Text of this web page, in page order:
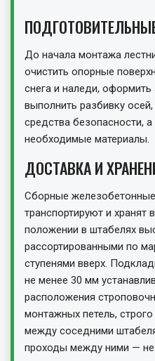
До начала монтажа
очистить опорные
снега и наледи,
выполнить разбивку
средства безопасности,
необходимые материалы.
ДОСТАВКА И
Сборные
транспортируют и хранят
положении в штабелях
рассортированными по
ступенями вверх.
не менее 30 мм
расположения
монтажных петель,
между соседними
проходы между ними — не